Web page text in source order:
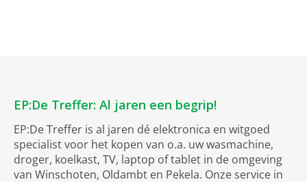
EP:De Treffer: Al jaren een begrip!
EP:De Treffer is al jaren dé elektronica en witgoed
specialist voor het kopen van o.a. uw wasmachine,
droger, koelkast, TV, laptop of tablet in de omgeving
van Winschoten, Oldambt en Pekela. Onze service in